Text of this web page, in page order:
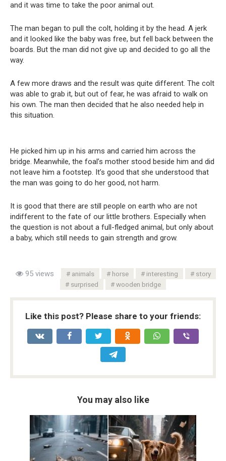
and it was time to take the poor animal out.
The man began to pull the colt, holding it by the head. A jerk
and it looked like the baby was free, but fell back between the
boards. But the man did not give up and decided to go all the
way.
A few more draws and the result was quite different. The colt
was able to grab it, but out of fear, he was afraid to walk on
his own. The man then decided that he also needed help in
this situation.
He picked him up in his arms and carried him across the
bridge. Meanwhile, the foal’s mother stood beside him and did
not leave him a footstep. It’s good that she understood that
the man was going to do her good, not harm.
It is good that there are still people on earth who are not
indifferent to the fate of our little brothers. Especially when
the question is not about a full-fledged animal, but only about
a baby, which still needs to gain strength and grow.
95 views animals horse interesting
story
surprised
wooden bridge
Like this post? Please share to your friends:
You may also like